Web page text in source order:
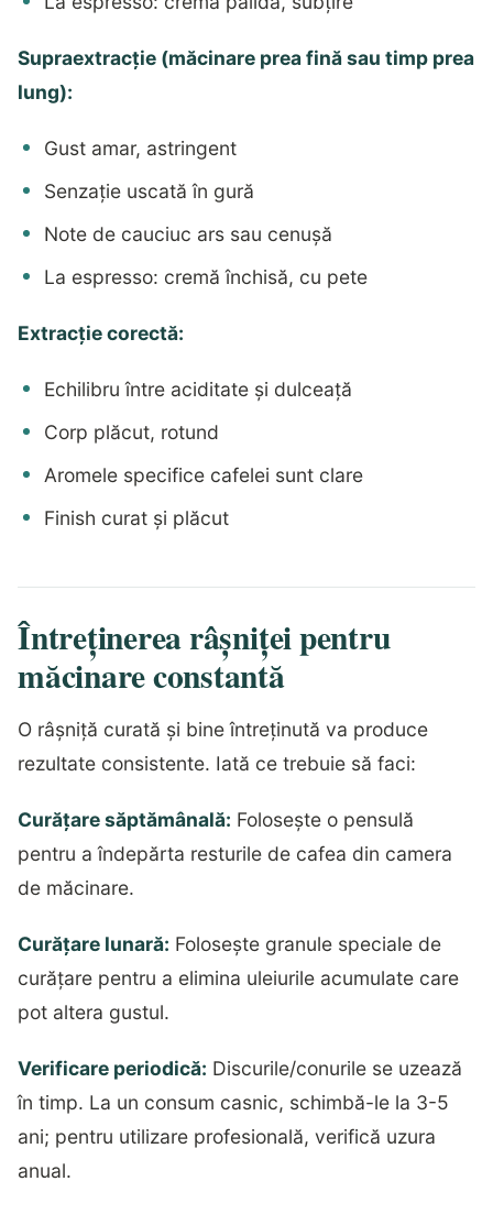
Supraextracție (măcinare prea fină sau timp prea
lung):
Gust amar, astringent
Senzație uscată în gură
Note de cauciuc ars sau cenușă
La espresso: cremă închisă, cu pete
Extracție corectă:
Echilibru între aciditate și dulceață
Corp plăcut, rotund
Aromele specifice cafelei sunt clare
Finish curat și plăcut
Întreținerea râșniței pentru
măcinare constantă
O râșniță curată și bine întreținută va produce
rezultate consistente. Iată ce trebuie să faci:
Curățare săptămânală: Folosește o pensulă
pentru a îndepărta resturile de cafea din camera
de măcinare.
Curățare lunară: Folosește granule speciale de
curățare pentru a elimina uleiurile acumulate care
pot altera gustul.
Verificare periodică: Discurile/conurile se uzează
în timp. La un consum casnic, schimbă-le la 3-5
ani; pentru utilizare profesională, verifică uzura
anual.